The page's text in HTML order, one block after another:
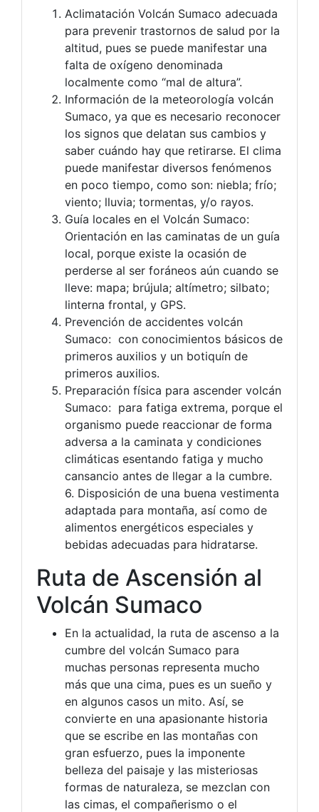
Aclimatación Volcán Sumaco adecuada
para prevenir trastornos de salud por la
altitud, pues se puede manifestar una
falta de oxígeno denominada
localmente como “mal de altura”.
Información de la meteorología volcán
Sumaco, ya que es necesario reconocer
los signos que delatan sus cambios y
saber cuándo hay que retirarse. El clima
puede manifestar diversos fenómenos
en poco tiempo, como son: niebla; frío;
viento; lluvia; tormentas, y/o rayos.
Guía locales en el Volcán Sumaco:
Orientación en las caminatas de un guía
local, porque existe la ocasión de
perderse al ser foráneos aún cuando se
lleve: mapa; brújula; altímetro; silbato;
linterna frontal, y GPS.
Prevención de accidentes volcán
Sumaco: con conocimientos básicos de
primeros auxilios y un botiquín de
primeros auxilios.
Preparación física para ascender volcán
Sumaco: para fatiga extrema, porque el
organismo puede reaccionar de forma
adversa a la caminata y condiciones
climáticas esentando fatiga y mucho
cansancio antes de llegar a la cumbre.
6. Disposición de una buena vestimenta
adaptada para montaña, así como de
alimentos energéticos especiales y
bebidas adecuadas para hidratarse.
Ruta de Ascensión al
Volcán Sumaco
En la actualidad, la ruta de ascenso a la
cumbre del volcán Sumaco para
muchas personas representa mucho
más que una cima, pues es un sueño y
en algunos casos un mito. Así, se
convierte en una apasionante historia
que se escribe en las montañas con
gran esfuerzo, pues la imponente
belleza del paisaje y las misteriosas
formas de naturaleza, se mezclan con
las cimas, el compañerismo o el